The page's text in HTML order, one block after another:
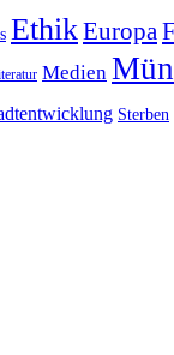
EthikEuropa
Medien
Sterben